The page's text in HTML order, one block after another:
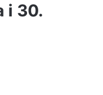
i 30.